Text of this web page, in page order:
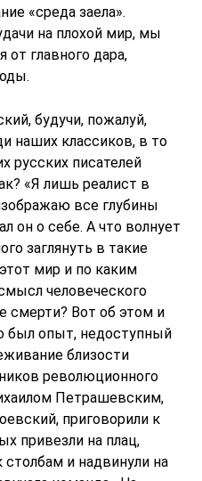
«среда заела».
на плохой мир, мы
главного дара,
будучи, пожалуй,
наших классиков, в то
русских писателей
«Я лишь реалист в
все глубины
он о себе. А что волнует
заглянуть в такие
мир и по каким
человеческого
смерти? Вот об этом и
был опыт, недоступный
близости
революционного
Петрашевским,
приговорили к
привезли на плац,
и надвинули на